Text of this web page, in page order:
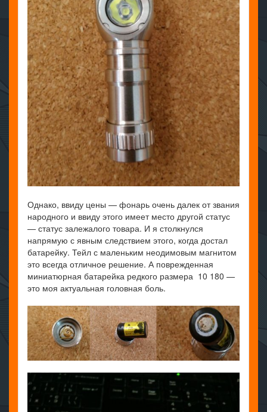
Однако, ввиду цены — фонарь очень далек от звания
народного и ввиду этого имеет место другой статус
— статус залежалого товара. И я столкнулся
напрямую с явным следствием этого, когда достал
батарейку. Тейл с маленьким неодимовым магнитом
это всегда отличное решение. А поврежденная
миниатюрная батарейка редкого размера 10 180 —
это моя актуальная головная боль.